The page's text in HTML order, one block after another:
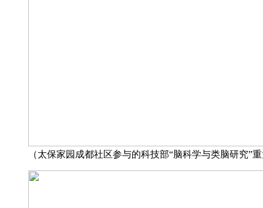
（太保家园成都社区参与的科技部“脑科学与类脑研究”